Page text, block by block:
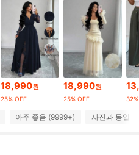
18,990원
25% OFF
18,990원
25% OFF
아주 좋음 (9999+) 사진과 동일